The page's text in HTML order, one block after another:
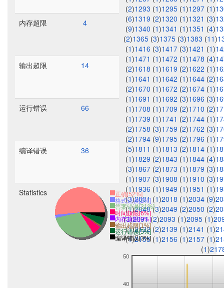
(2)1293 (1)1295 (1)1297 (1)
(6)1319 (2)1320 (1)1321 (3)
(9)1340 (1)1341 (1)1351 (4)
(2)1365 (3)1375 (3)1383 (11)
(1)1416 (3)1417 (3)1421 (1)
(1)1471 (1)1472 (1)1478 (4)
(2)1618 (1)1619 (2)1622 (1)
(1)1641 (1)1642 (1)1644 (2)
(2)1670 (1)1672 (2)1674 (1)
(1)1691 (1)1692 (3)1696 (3)
(1)1708 (1)1709 (2)1710 (2)
(1)1739 (1)1741 (2)1744 (1)
(2)1758 (3)1759 (2)1762 (3)
(2)1794 (9)1795 (2)1796 (1)
(5)1811 (1)1813 (2)1814 (1)
(1)1829 (2)1843 (1)1844 (4)
(3)1867 (2)1873 (1)1879 (3)
(1)1907 (3)1908 (1)1910 (3)
(1)1936 (1)1949 (1)1951 (1)
(3)2001 (1)2018 (1)2034 (9)
(1)2048(3)2049 (2)2050 (2)
(3)2091(2)2093 (1)2095 (1)
(1)2132 (2)2139 (1)2141 (1)
(1)2155 (1)2156 (1)2157 (1)
(1)
40
50
内存超限 4
输出超限 14
运行错误 66
编译错误 36
Statistics
正确[52%]
格式错误[2%]
答案错误[31%]
时间超限[6%]
内存超限[0%]
输出超限[1%]
运行错误[5%]
编译错误[3%]